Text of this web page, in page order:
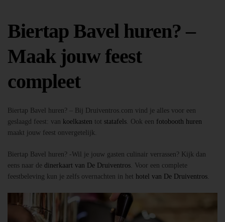
Biertap Bavel huren? –
Maak jouw feest
compleet
Biertap Bavel huren? – Bij Druiventros.com vind je alles voor een
geslaagd feest: van koelkasten tot statafels. Ook een fotobooth huren
maakt jouw feest onvergetelijk.
Biertap Bavel huren? -Wil je jouw gasten culinair verrassen? Kijk dan
eens naar de dinerkaart van De Druiventros. Voor een complete
feestbeleving kun je zelfs overnachten in het hotel van De Druiventros.